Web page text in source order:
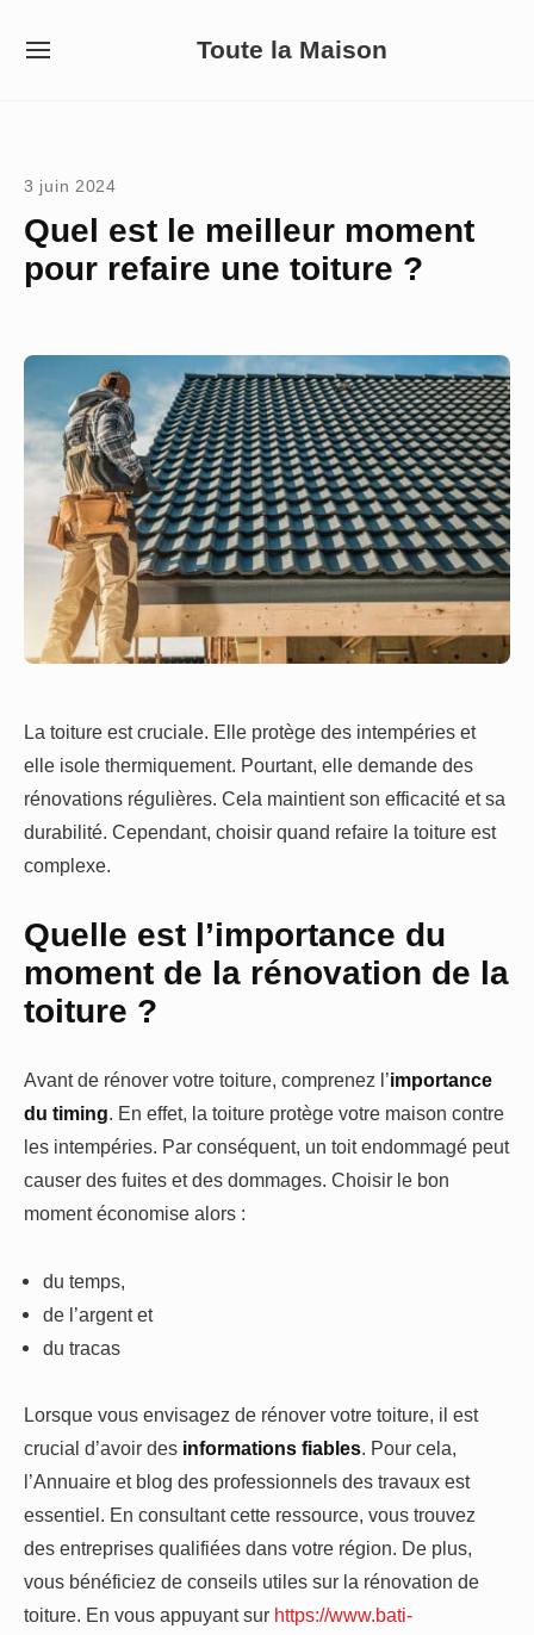
Toute la Maison
SITE
3 juin 2024
Quel est le meilleur moment
pour refaire une toiture ?
La toiture est cruciale. Elle protège des intempéries et
elle isole thermiquement. Pourtant, elle demande des
rénovations régulières. Cela maintient son efficacité et sa
durabilité. Cependant, choisir quand refaire la toiture est
complexe.
Quelle est l’importance du
moment de la rénovation de la
toiture ?
Avant de rénover votre toiture, comprenez l’importance
du timing. En effet, la toiture protège votre maison contre
les intempéries. Par conséquent, un toit endommagé peut
causer des fuites et des dommages. Choisir le bon
moment économise alors :
du temps,
de l’argent et
du tracas
Lorsque vous envisagez de rénover votre toiture, il est
crucial d’avoir des informations fiables. Pour cela,
l’Annuaire et blog des professionnels des travaux est
essentiel. En consultant cette ressource, vous trouvez
des entreprises qualifiées dans votre région. De plus,
vous bénéficiez de conseils utiles sur la rénovation de
toiture. En vous appuyant sur https://www.bati-